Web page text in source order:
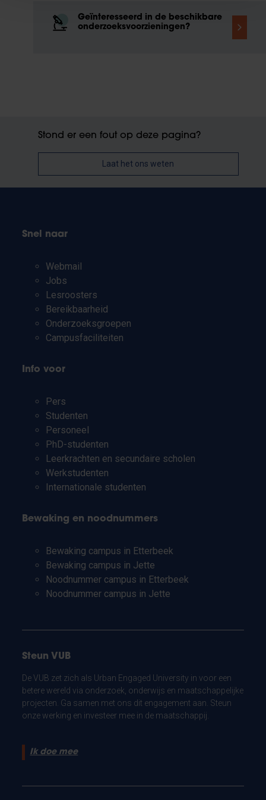
Geïnteresseerd in de beschikbare
onderzoeksvoorzieningen?
Stond er een fout op deze pagina?
Laat het ons weten
Snel naar
Webmail
Jobs
Lesroosters
Bereikbaarheid
Onderzoeksgroepen
Campusfaciliteiten
Info voor
Pers
Studenten
Personeel
PhD-studenten
Leerkrachten en secundaire scholen
Werkstudenten
Internationale studenten
Bewaking en noodnummers
Bewaking campus in Etterbeek
Bewaking campus in Jette
Noodnummer campus in Etterbeek
Noodnummer campus in Jette
Steun VUB
De VUB zet zich als Urban Engaged University in voor een
betere wereld via onderzoek, onderwijs en maatschappelijke
projecten. Ga samen met ons dit engagement aan. Steun
onze werking en investeer mee in de maatschappij.
Ik doe mee